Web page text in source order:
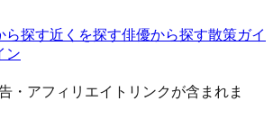
ら探す近くを探す俳優から探す散策ガイ
ン
・アフィリエイトリンクが含まれま